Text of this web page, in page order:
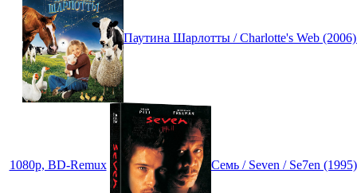
Паутина Шарлотты / Charlotte's Web
1080p, BD-Remux Семь / Seven / Se7en